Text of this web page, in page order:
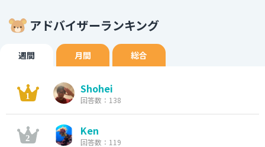
アドバイザーランキング
週間 月間 総合
Shohei
回答数：138
Ken
回答数：119